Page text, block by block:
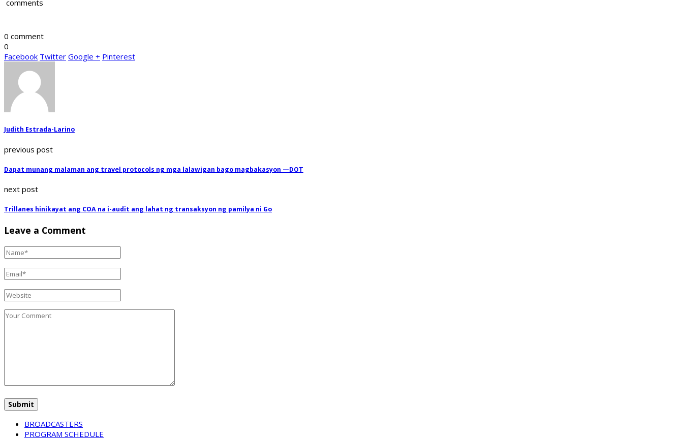
comments
0 comment
0
Facebook Twitter Google + Pinterest
Judith Estrada-Larino
previous post
Dapat munang malaman ang travel protocols ng mga lalawigan bago magbakasyon —DOT
next post
Trillanes hinikayat ang COA na i-audit ang lahat ng transaksyon ng pamilya ni Go
Leave a Comment
BROADCASTERS
PROGRAM SCHEDULE